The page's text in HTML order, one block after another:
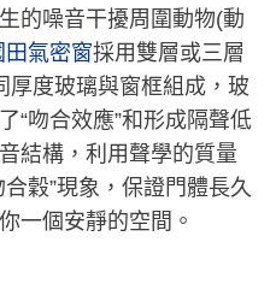
的噪音干擾周圍動物(動
田氣密窗採用雙層或三層
厚度玻璃與窗框組成，玻
“吻合效應”和形成隔聲低
結構，利用聲學的質量
穀”現象，保證門體長久
一個安靜的空間。